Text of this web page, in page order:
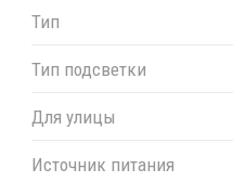
Тип
Тип подсветки
Для улицы
Источник питания